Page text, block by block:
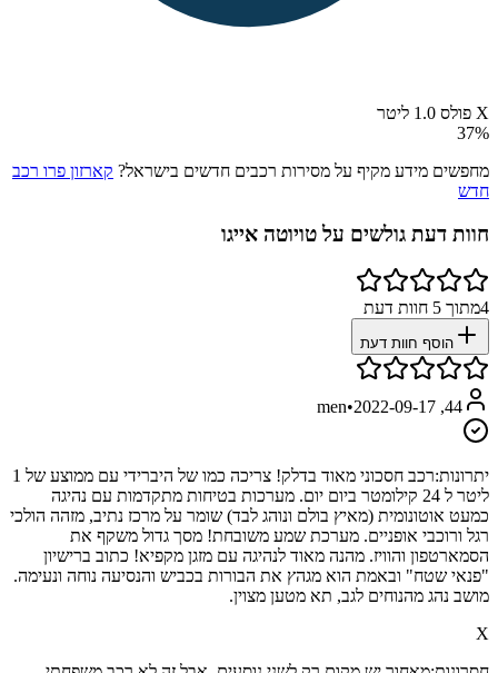
X פולס 1.0 ליטר
37%
מחפשים מידע מקיף על מסירות רכבים חדשים בישראל? קארזון פרו רכב
חדש
חוות דעת גולשים עלטויוטה אייגו
4מתוך 5 חוות דעת
הוסף חוות דעת
44, men
•2022-09-17
יתרונות:
רכב חסכוני מאוד בדלק! צריכה כמו של היברידי עם ממוצע של 1
ליטר ל 24 קילומטר ביום יום. מערכות בטיחות מתקדמות עם נהיגה
כמעט אוטונומית (מאיץ בולם ונוהג לבד) שומר על מרכז נתיב, מזהה הולכי
רגל ורוכבי אופניים. מערכת שמע משובחת! מסך גדול משקף את
הסמארטפון והוויז. מהנה מאוד לנהיגה עם מזגן מקפיא! כתוב ברישיון
"פנאי שטח" ובאמת הוא מגהץ את הבורות בכביש והנסיעה נוחה ונעימה.
מושב נהג מהנוחים לגב, תא מטען מצוין.
X